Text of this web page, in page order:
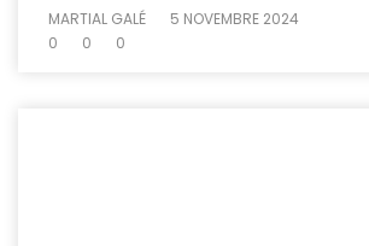
MARTIAL GALÉ
5 NOVEMBRE 2024
0
0 0